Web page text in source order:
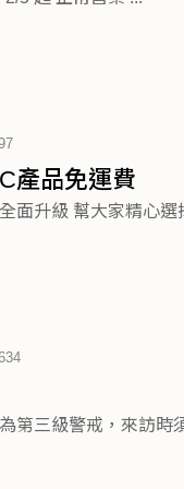
產品免運費
面升級 幫大家精心選
第三級警戒，來訪時